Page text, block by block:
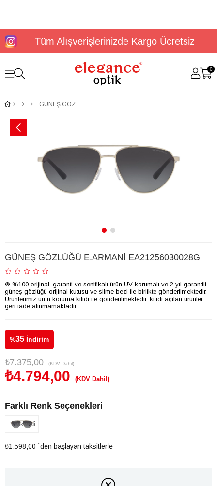
Tüm Alışverişlerinizde Kargo Ücretsiz
0
GÜNEŞ GÖZLÜĞÜ E.ARMANİ EA21256030028G
GÜNEŞ GÖZLÜĞÜ E.ARMANİ EA21256030028G
® %100 orijinal, garanti ve sertifikalı ürün UV korumalı ve 2 yıl garantili
güneş gözlüğü orijinal kutusu ve silme bezi ile birlikte gönderilmektedir.
Ürünlerimiz ürün koruma kilidi ile gönderilmektedir, kilidi açılan ürünler
geri iade alınmamaktadır.
%35 İndirim
₺7.375,00 (KDV Dahil)
₺4.794,00 (KDV Dahil)
Farklı Renk Seçenekleri
Tükendi
₺1.598,00 `den başlayan taksitlerle